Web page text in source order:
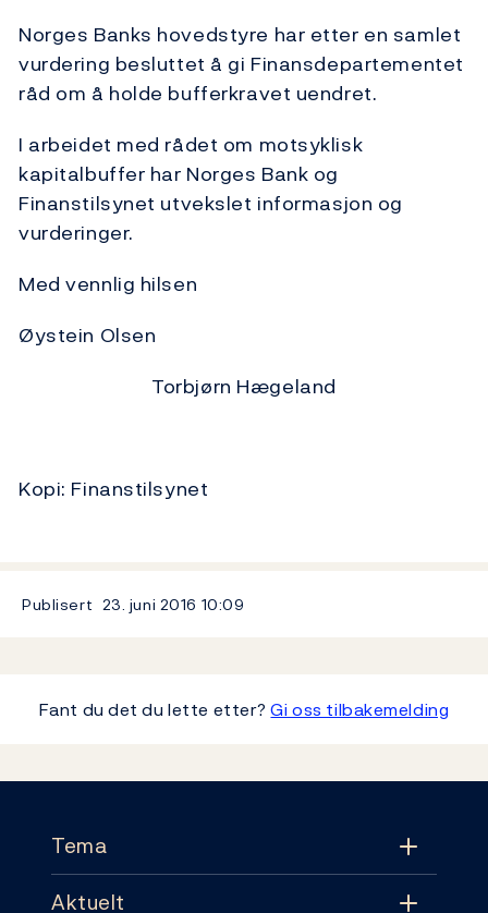
Norges Banks hovedstyre har etter en samlet
vurdering besluttet å gi Finansdepartementet
råd om å holde bufferkravet uendret.
I arbeidet med rådet om motsyklisk
kapitalbuffer har Norges Bank og
Finanstilsynet utvekslet informasjon og
vurderinger.
Med vennlig hilsen
Øystein Olsen
Torbjørn Hægeland
Kopi: Finanstilsynet
Publisert 23. juni 2016 10:09
Fant du det du lette etter?Gi oss tilbakemelding
Tema
Aktuelt